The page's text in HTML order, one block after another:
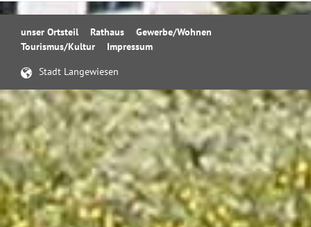
Navigation
überspringen
unser Ortsteil Rathaus
Gewerbe/Wohnen
Tourismus/Kultur
Impressum
Stadt Langewiesen